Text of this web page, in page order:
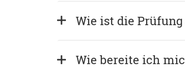
Wie ist die
Wie bereite ich